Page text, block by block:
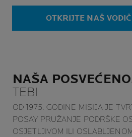
OTKRIJTE NAŠ
NAŠA
TEBI
OD 1975. GODINE MISIJA JE
POSAY PRUŽANJE PODRŠKE
OSJETLJIVOM ILI